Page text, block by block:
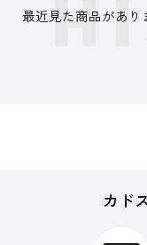
最近見た商品があり
カド